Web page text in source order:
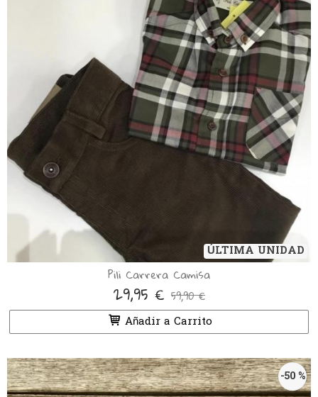
ÚLTIMA UNIDAD
Pili Carrera Camisa
29,95 € 59,90 €
Añadir a Carrito
-50 %